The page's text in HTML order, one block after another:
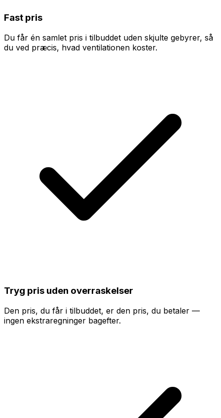
Fast pris
Du får én samlet pris i tilbuddet uden skjulte gebyrer, så
du ved præcis, hvad ventilationen koster.
Tryg pris uden overraskelser
Den pris, du får i tilbuddet, er den pris, du betaler —
ingen ekstraregninger bagefter.